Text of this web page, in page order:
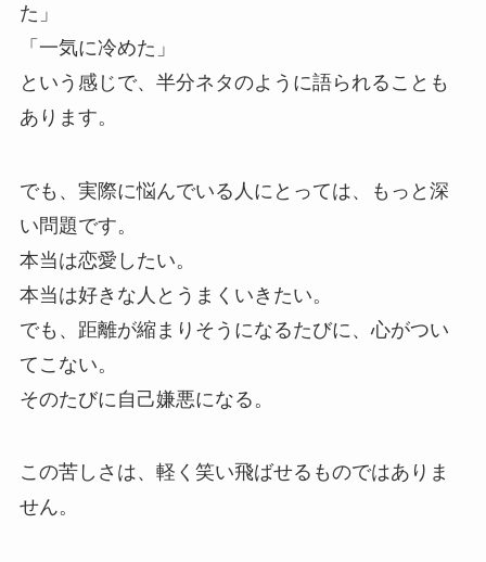
た」
「一気に冷めた」
という感じで、半分ネタのように語られることも
あります。
でも、実際に悩んでいる人にとっては、もっと深
い問題です。
本当は恋愛したい。
本当は好きな人とうまくいきたい。
でも、距離が縮まりそうになるたびに、心がつい
てこない。
そのたびに自己嫌悪になる。
この苦しさは、軽く笑い飛ばせるものではありま
せん。